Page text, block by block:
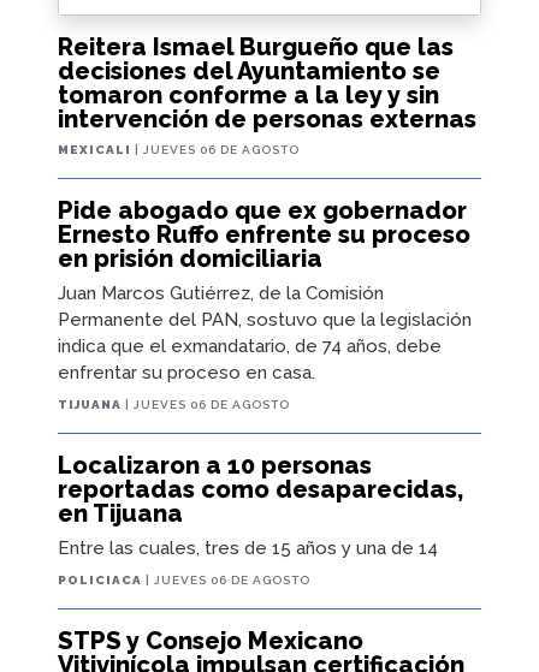
Reitera Ismael Burgueño que las
decisiones del Ayuntamiento se
tomaron conforme a la ley y sin
intervención de personas externas
MEXICALI | JUEVES 06 DE AGOSTO
Pide abogado que ex gobernador
Ernesto Ruffo enfrente su proceso
en prisión domiciliaria
Juan Marcos Gutiérrez, de la Comisión
Permanente del PAN, sostuvo que la legislación
indica que el exmandatario, de 74 años, debe
enfrentar su proceso en casa.
TIJUANA | JUEVES 06 DE AGOSTO
Localizaron a 10 personas
reportadas como desaparecidas,
en Tijuana
Entre las cuales, tres de 15 años y una de 14
POLICIACA | JUEVES 06 DE AGOSTO
STPS y Consejo Mexicano
Vitivinícola impulsan certificación